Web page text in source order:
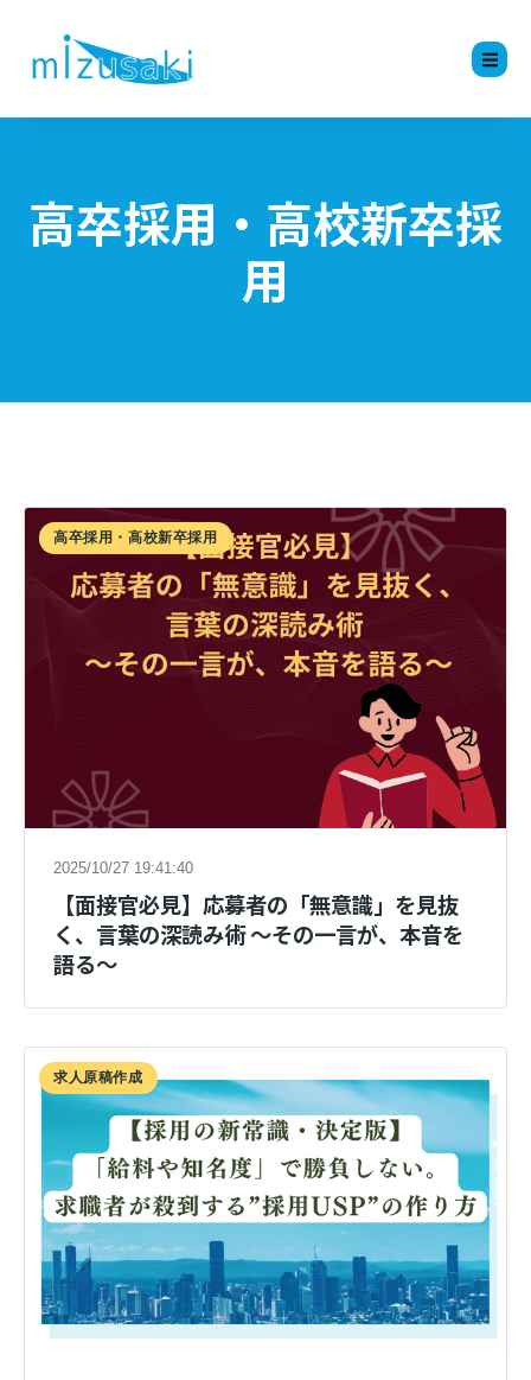
高卒採用・高校新卒採
用
高卒採用・高校新卒採用
2025/10/27 19:41:40
【面接官必見】応募者の「無意識」を見抜
く、言葉の深読み術 ～その一言が、本音を
語る～
求人原稿作成